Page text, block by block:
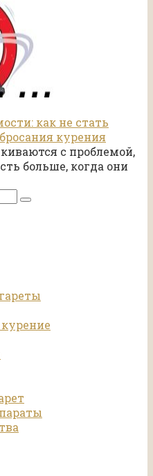
как не стать
курения
с проблемой,
больше, когда они